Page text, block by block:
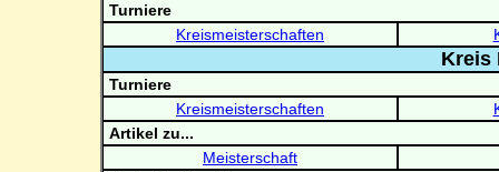
Turniere
Kreismeisterschaften
Kreis
Turniere
Kreismeisterschaften
Artikel zu...
Meisterschaft